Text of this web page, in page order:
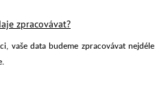
zpracovávat?
vaše data budeme zpracovávat nejdéle